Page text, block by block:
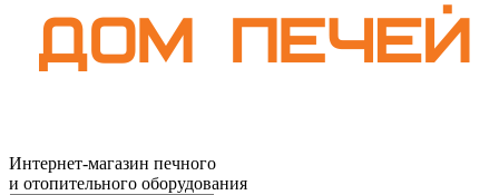
Интернет-магазин печного
и отопительного оборудования